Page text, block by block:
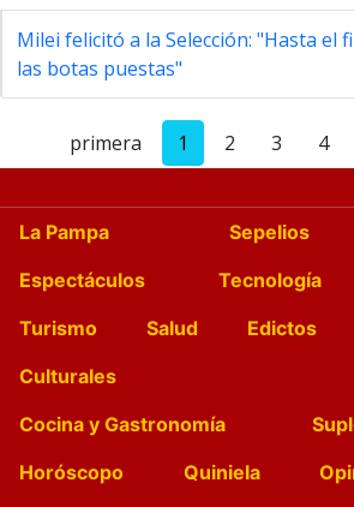
Milei felicitó a la Selección: "Hasta el
las botas puestas"
primera 1 2 3 4
La Pampa Sepelios
Espectáculos
Tecnología
Turismo
Salud Edictos
Culturales
Cocina y Gastronomía
Horóscopo
Quiniela